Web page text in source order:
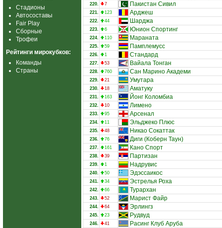
Стадионы
Автосоставы
Fair Play
Сборные
Трофеи
Рейтинги мирокубков:
Команды
Страны
220. 7 Пакистан Сивил
221. 123 Арджеш
222. 44 Шарджа
223. 6 Юнион Спортинг
224. 110 Мараната
225. 59 Памплемусс
226. 1 Стандард
227. 53 Вайала Тонган
228. 760 Сан Марино Академи
229. 21 Умутара
230. 18 Аматуку
231. 163 Йонг Коломбиа
232. 10 Лимено
233. 95 Арсенал
234. 11 Эльджеко Плюс
235. 48 Никао Сокаттак
236. 76 Диги (Коберн Таун)
237. 161 Кано Спорт
238. 39 Партизан
239. 1 Надрувис
240. 50 Эдэссаикос
241. 34 Эстрелья Роха
242. 66 Турархан
243. 52 Марист Файр
244. 64 Эрлингз
245. 23 Рудвуд
246. 41 Расинг Клуб Аруба